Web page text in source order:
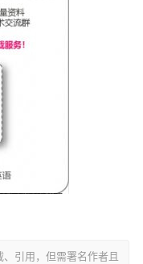
引用，但需署名作者且